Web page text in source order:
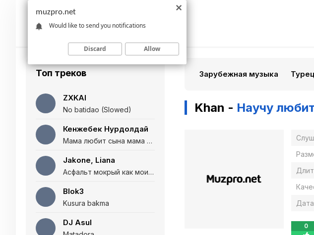
Топ треков
ZXKAI
No batidao (Slowed)
Кенжебек Нурдолдай
Мама любит сына мама любит дочь (Полная версия)
Jakone, Liana
Асфальт мокрый как мои глаза и я нарезаю
Blok3
Kusura bakma
DJ Asul
Зарубежная музыка
Khan - Научу
0
muzpro.net
Would like to send you notifications
Discard Allow